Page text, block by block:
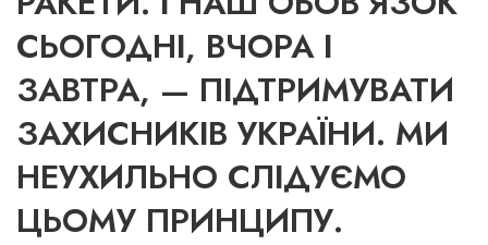
СЬОГОДНІ, ВЧОРА І
ЗАВТРА, — ПІДТРИМУВАТИ
ЗАХИСНИКІВ УКРАЇНИ. МИ
НЕУХИЛЬНО СЛІДУЄМО
ЦЬОМУ ПРИНЦИПУ.